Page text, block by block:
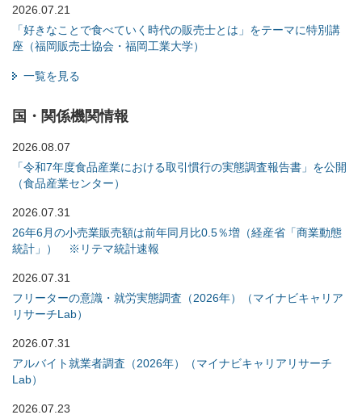
2026.07.21
「好きなことで食べていく時代の販売士とは」をテーマに特別講
座（福岡販売士協会・福岡工業大学）
一覧を見る
国・関係機関情報
2026.08.07
「令和7年度食品産業における取引慣行の実態調査報告書」を公開
（食品産業センター）
2026.07.31
26年6月の小売業販売額は前年同月比0.5％増（経産省「商業動態
統計」） ※リテマ統計速報
2026.07.31
フリーターの意識・就労実態調査（2026年）（マイナビキャリア
リサーチLab）
2026.07.31
アルバイト就業者調査（2026年）（マイナビキャリアリサーチ
Lab）
2026.07.23